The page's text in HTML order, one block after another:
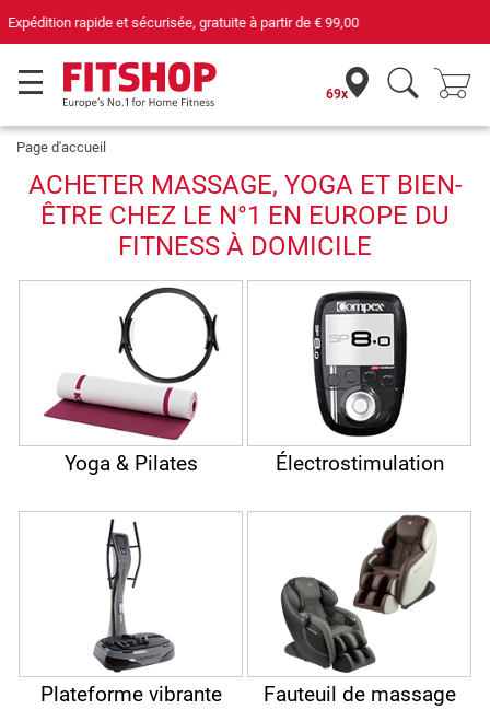
69 magasins avec 75 techniciens
69x
Page d'accueil
ACHETER MASSAGE, YOGA ET BIEN-
ÊTRE CHEZ LE N°1 EN EUROPE DU
FITNESS À DOMICILE
Yoga & Pilates Électrostimulation
Plateforme vibrante Fauteuil de massage